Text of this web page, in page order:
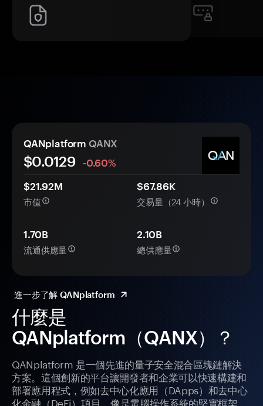
什麼是
QANplatform（QANX）？
QANplatform 是一個先進的量子安全混合區塊鏈解決
方案。這個創新的平台讓開發者和企業可以快速構建和
部署應用程式，例如去中心化應用（DApps）和去中心
化金融（DeFi）項目。像是電腦操作系統的堅實框架，
QANplatform QANX
$0.0129
-0.60%
$21.92M
市值
$67.86K
交易量（24 小時）
1.70B
流通供應量
2.10B
總供應量
進一步了解 QANplatform